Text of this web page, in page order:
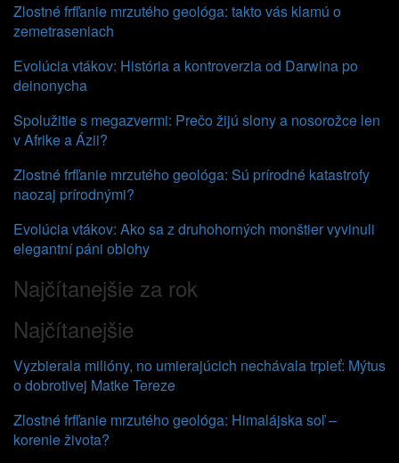
Zlostné frfľanie mrzutého geológa: takto vás klamú o
zemetraseniach
Evolúcia vtákov: História a kontroverzia od Darwina po
deinonycha
Spolužitie s megazvermi: Prečo žijú slony a nosorožce len
v Afrike a Ázii?
Zlostné frfľanie mrzutého geológa: Sú prírodné katastrofy
naozaj prírodnými?
Evolúcia vtákov: Ako sa z druhohorných monštier vyvinuli
elegantní páni oblohy
Najčítanejšie za rok
Najčítanejšie
Vyzbierala milióny, no umierajúcich nechávala trpieť: Mýtus
o dobrotivej Matke Tereze
Zlostné frfľanie mrzutého geológa: Himalájska soľ –
korenie života?